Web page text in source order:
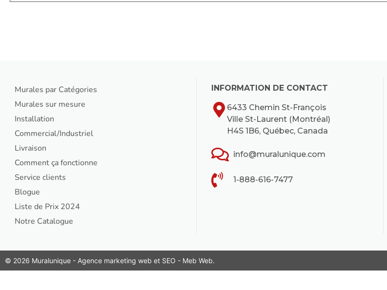
Murales par Catégories
Murales sur mesure
Installation
Commercial/Industriel
Livraison
Comment ça fonctionne
Service clients
Blogue
Liste de Prix 2024
Notre Catalogue
INFORMATION DE CONTACT
6433 Chemin St-François
Ville St-Laurent (Montréal)
H4S 1B6, Québec, Canada
info@muralunique.com
1-888-616-7477
© 2026 Muralunique - Agence marketing web et SEO - Meb Web.